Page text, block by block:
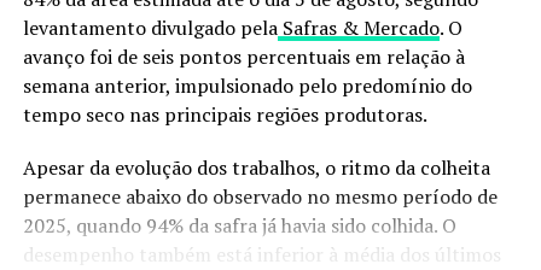
produção agropecuária ao longo de 2026. A queda dos
preços superou os ganhos projetados de produção em
diversas atividades agrícolas e pecuárias.
registraram retração, enquanto as de base pecuária
apresentaram crescimento, favorecidas pela redução
mais intensa do consumo intermediário.
levantamento divulgado pelaSafras & Mercado. O
avanço foi de seis pontos percentuais em relação à
semana anterior, impulsionado pelo predomínio do
tempo seco nas principais regiões produtoras.
Apesar da evolução dos trabalhos, o ritmo da colheita
permanece abaixo do observado no mesmo período de
2025, quando 94% da safra já havia sido colhida. O
desempenho também está inferior à média dos últimos